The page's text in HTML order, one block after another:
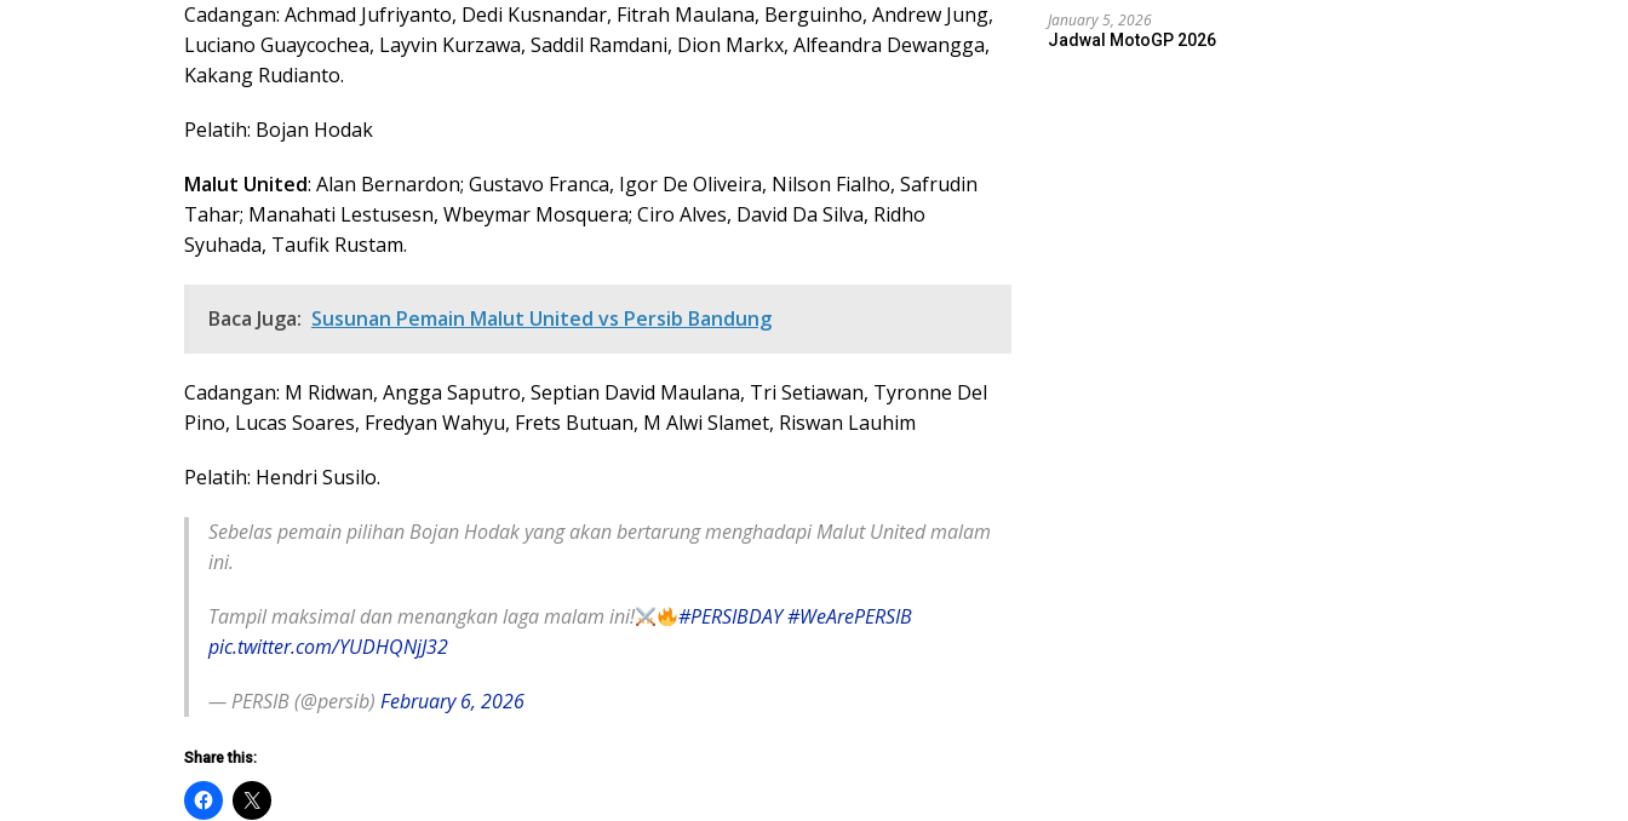
Cadangan: Achmad Jufriyanto, Dedi Kusnandar, Fitrah Maulana, Berguinho, Andrew Jung,
Luciano Guaycochea, Layvin Kurzawa, Saddil Ramdani, Dion Markx, Alfeandra Dewangga,
Kakang Rudianto.
Pelatih: Bojan Hodak
Malut United: Alan Bernardon; Gustavo Franca, Igor De Oliveira, Nilson Fialho, Safrudin
Tahar; Manahati Lestusesn, Wbeymar Mosquera; Ciro Alves, David Da Silva, Ridho
Syuhada, Taufik Rustam.
Baca Juga: Susunan Pemain Malut United vs Persib Bandung
Cadangan: M Ridwan, Angga Saputro, Septian David Maulana, Tri Setiawan, Tyronne Del
Pino, Lucas Soares, Fredyan Wahyu, Frets Butuan, M Alwi Slamet, Riswan Lauhim
Pelatih: Hendri Susilo.
Sebelas pemain pilihan Bojan Hodak yang akan bertarung menghadapi Malut United malam
ini.
Tampil maksimal dan menangkan laga malam ini! #PERSIBDAY#WeArePERSIB
pic.twitter.com/YUDHQNjJ32
— PERSIB (@persib) February 6, 2026
Share this:
January 5, 2026
Jadwal MotoGP 2026